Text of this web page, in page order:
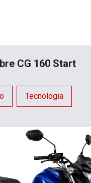
CG 160 Start
Tecnologia